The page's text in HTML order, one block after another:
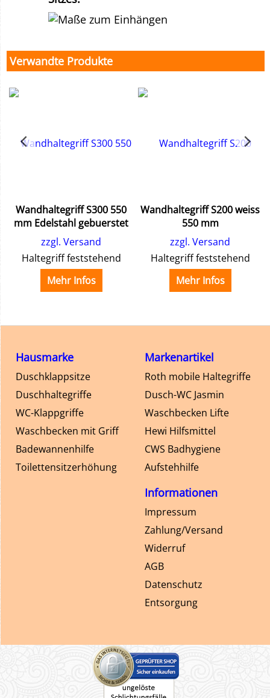
Verwandte Produkte
Wandhaltegriff S300 550
mm Edelstahl gebuerstet
zzgl. Versand
Haltegriff feststehend
Mehr Infos
Wandhaltegriff S200 weiss
550 mm
zzgl. Versand
Haltegriff feststehend
Mehr Infos
Markenartikel
Roth mobile Haltegriffe
Dusch-WC Jasmin
Waschbecken Lifte
Hewi Hilfsmittel
CWS Badhygiene
Aufstehhilfe
Hausmarke
Duschklappsitze
Duschhaltegriffe
WC-Klappgriffe
Waschbecken mit Griff
Badewannenhilfe
Toilettensitzerhöhung
Informationen
Impressum
Zahlung/Versand
Widerruf
AGB
Datenschutz
Entsorgung